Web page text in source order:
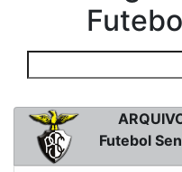
Futebol